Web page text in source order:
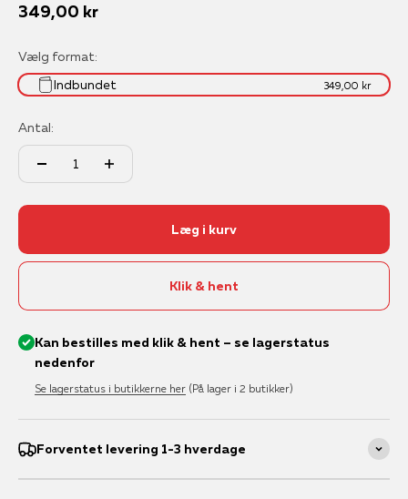
Salgspris
349,00 kr
Vælg format:
Indbundet
349,00 kr
Antal:
Læg i kurv
Klik & hent
Kan bestilles med klik & hent – se lagerstatus
nedenfor
Se lagerstatus i butikkerne her (På lager i 2 butikker)
Forventet levering 1-3 hverdage